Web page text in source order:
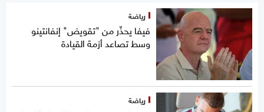
رياضة
فيفا يحذّر من "تقويض" إنفانتينو
وسط تصاعد أزمة القيادة
رياضة